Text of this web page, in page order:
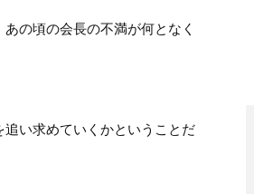
の頃の会長の不満が何となく
い求めていくかということだ